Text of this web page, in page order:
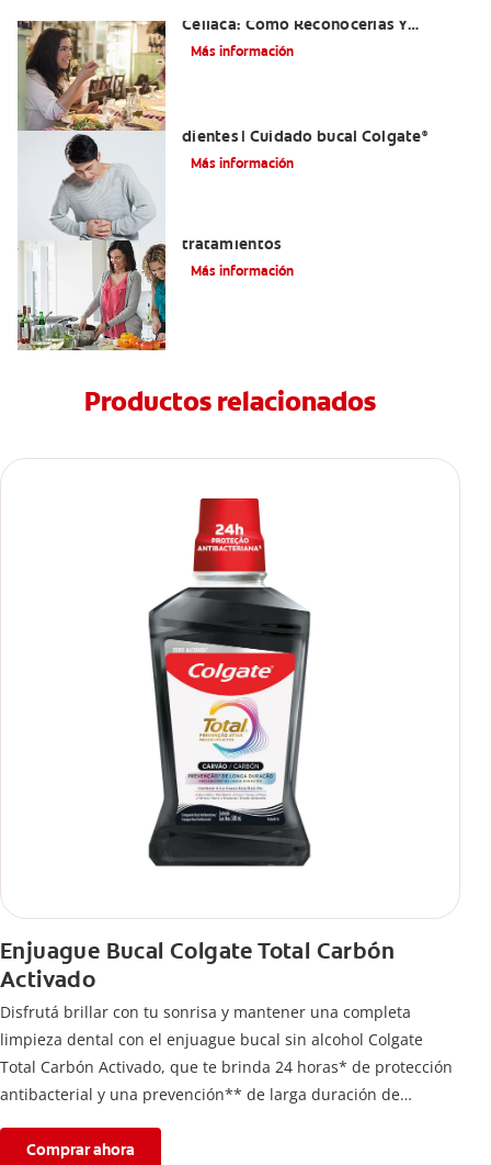
Celíaca: Cómo Reconocerlas Y
Tratarlas
Más información
dientes | Cuidado bucal Colgate®
Más información
tratamientos
Más información
Productos relacionados
Enjuague Bucal Colgate Total Carbón
Activado
Disfrutá brillar con tu sonrisa y mantener una completa
limpieza dental con el enjuague bucal sin alcohol Colgate
Total Carbón Activado, que te brinda 24 horas* de protección
antibacterial y una prevención** de larga duración de
Comprar ahora